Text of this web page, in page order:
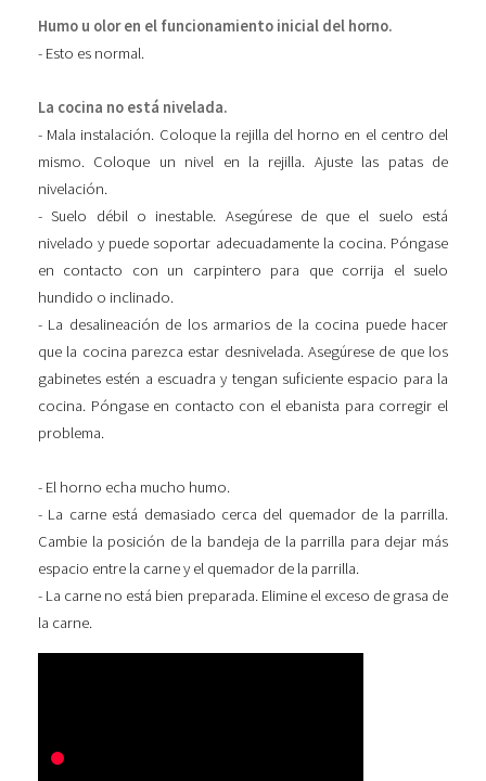
Humo u olor en el funcionamiento inicial del horno.
- Esto es normal.
La cocina no está nivelada.
- Mala instalación. Coloque la rejilla del horno en el centro del
mismo. Coloque un nivel en la rejilla. Ajuste las patas de
nivelación.
- Suelo débil o inestable. Asegúrese de que el suelo está
nivelado y puede soportar adecuadamente la cocina. Póngase
en contacto con un carpintero para que corrija el suelo
hundido o inclinado.
- La desalineación de los armarios de la cocina puede hacer
que la cocina parezca estar desnivelada. Asegúrese de que los
gabinetes estén a escuadra y tengan suficiente espacio para la
cocina. Póngase en contacto con el ebanista para corregir el
problema.
- El horno echa mucho humo.
- La carne está demasiado cerca del quemador de la parrilla.
Cambie la posición de la bandeja de la parrilla para dejar más
espacio entre la carne y el quemador de la parrilla.
- La carne no está bien preparada. Elimine el exceso de grasa de
la carne.